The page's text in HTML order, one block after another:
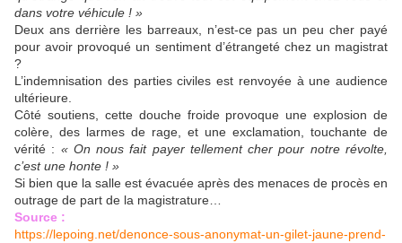
dans votre véhicule ! »
Deux ans derrière les barreaux, n’est-ce pas un peu cher payé
pour avoir provoqué un sentiment d’étrangeté chez un magistrat
?
L’indemnisation des parties civiles est renvoyée à une audience
ultérieure.
Côté soutiens, cette douche froide provoque une explosion de
colère, des larmes de rage, et une exclamation, touchante de
vérité : « On nous fait payer tellement cher pour notre révolte,
c’est une honte ! »
Si bien que la salle est évacuée après des menaces de procès en
outrage de part de la magistrature…
Source :
https://lepoing.net/denonce-sous-anonymat-un-gilet-jaune-prend-